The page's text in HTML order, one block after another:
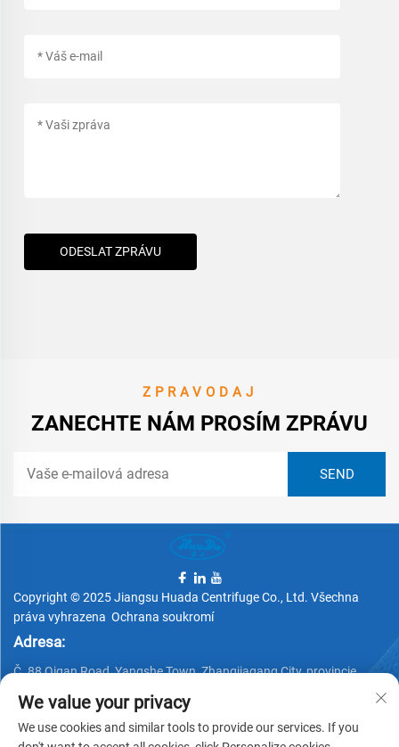
ODESLAT ZPRÁVU
ZPRAVODAJ
ZANECHTE NÁM PROSÍM ZPRÁVU
Copyright © 2025 Jiangsu Huada Centrifuge Co., Ltd. Všechna
práva vyhrazena Ochrana soukromí
Adresa:
Č. 88 Qigan Road, Yangshe Town, Zhangjiagang City, provincie
Telefon:
We value your privacy
We use cookies and similar tools to provide our services. If you